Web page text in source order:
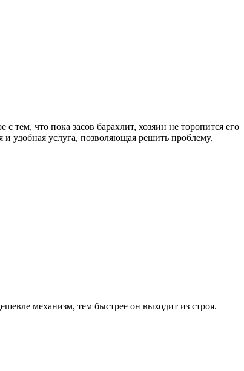
тем, что пока засов барахлит, хозяин не торопится его
удобная услуга, позволяющая решить проблему.
механизм, тем быстрее он выходит из строя.